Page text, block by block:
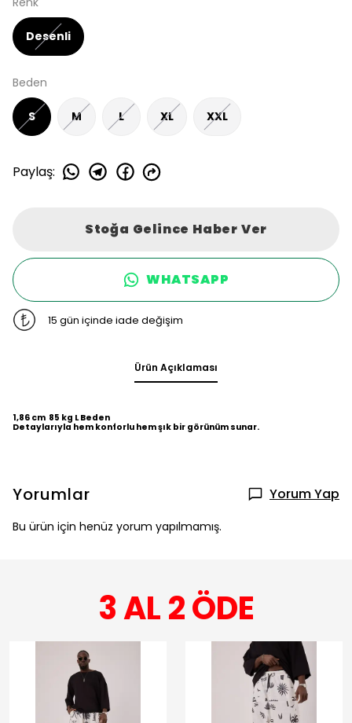
Desenli
Beden
S M L XL XXL
Paylaş:
Stoğa Gelince Haber Ver
WHATSAPP
15 gün içinde iade değişim
Ürün Açıklaması
1,86 cm 85 kg L Beden
Detaylarıyla hem konforlu hem şık bir görünüm sunar.
Yorumlar Yorum Yap
Bu ürün için henüz yorum yapılmamış.
3 AL 2 ÖDE